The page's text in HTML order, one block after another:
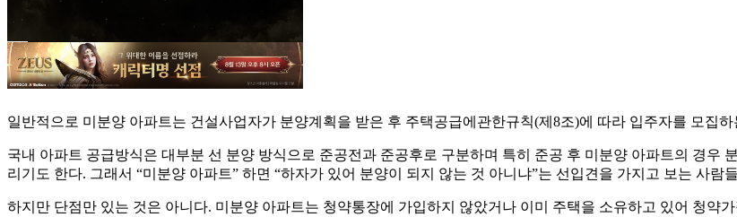
일반적으로 미분양 아파트는 건설사업자가 분양계획을 받은 후 주택공급에관한규칙(제8조)에 따라 입주자를 모집
국내 아파트 공급방식은 대부분 선 분양 방식으로 준공전과 준공후로 구분하며 특히 준공 후 미분양 아파트의 경우
리기도 한다. 그래서 “미분양 아파트” 하면 “하자가 있어 분양이 되지 않는 것 아니냐”는 선입견을 가지고 보는 사람
하지만 단점만 있는 것은 아니다. 미분양 아파트는 청약통장에 가입하지 않았거나 이미 주택을 소유하고 있어 청약